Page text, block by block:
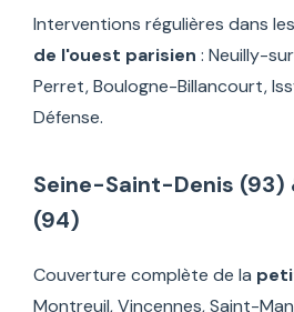
Interventions régulières dans les
de l'ouest parisien : Neuilly-
Perret, Boulogne-Billancourt,
Défense.
Seine-Saint-Denis
(94)
Couverture complète de la
Montreuil, Vincennes, Saint-